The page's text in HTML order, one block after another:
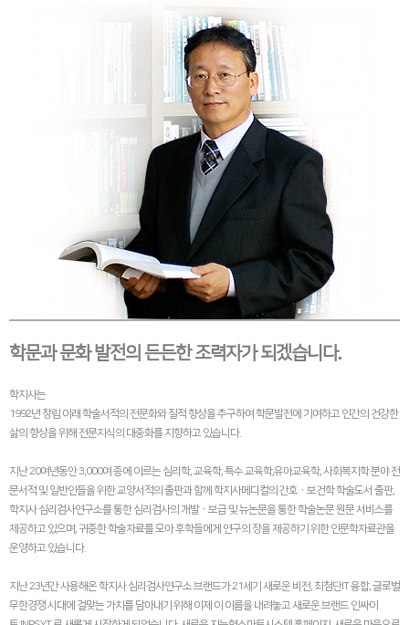
학문과 문화 발전의 든든한 조력자가 되겠습니다.
학지사는
1992년 창립 이래 학술서적의 전문화와 질적 향상을 추구하여 학문발전에 기여하고 인간의 건강한
삶의 향상을 위해 전문지식의 대중화를 지향하고 있습니다.
지난 20여년동안 3,000여 종에 이르는 심리학, 교육학, 특수 교육학,유아교육학, 사회복지학 분야 전
문서적 및 일반인들을 위한 교양서적의 출판과 함께 학지사메디컬의 간호ㆍ보건학 학술도서 출판,
학지사 심리검사연구소를 통한 심리검사의 개발ㆍ보급 및 뉴논문을 통한 학술논문 원문 서비스를
제공하고 있으며, 귀중한 학술자료를 모아 후학들에게 연구의 장을 제공하기 위한 인문학자료관을
운영하고 있습니다.
지난 23년간 사용해온 학지사 심리검사연구소 브랜드가 21세기 새로운 비전, 최첨단IT 융합, 글로벌
무한경쟁 시대에 걸맞는 가치를 담아내기 위해 이제 이 이름을 내려놓고 새로운 브랜드 인싸이